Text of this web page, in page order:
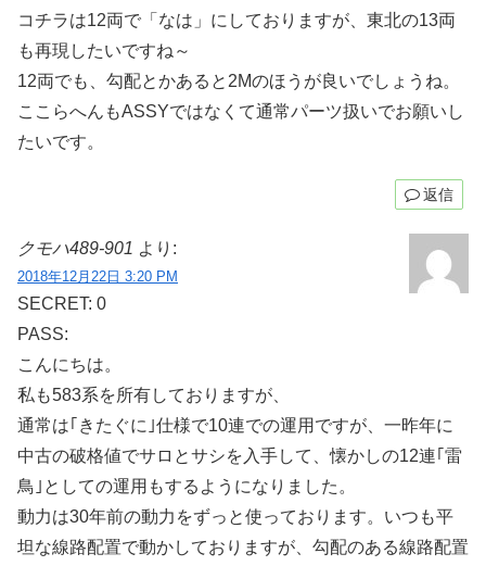
コチラは12両で「なは」にしておりますが、東北の13両
も再現したいですね～
12両でも、勾配とかあると2Mのほうが良いでしょうね。
ここらへんもASSYではなくて通常パーツ扱いでお願いし
たいです。
返信
クモハ489-901 より:
2018年12月22日 3:20 PM
SECRET: 0
PASS:
こんにちは。
私も583系を所有しておりますが、
通常は｢きたぐに｣仕様で10連での運用ですが、一昨年に
中古の破格値でサロとサシを入手して、懐かしの12連｢雷
鳥｣としての運用もするようになりました。
動力は30年前の動力をずっと使っております。いつも平
坦な線路配置で動かしておりますが、勾配のある線路配置